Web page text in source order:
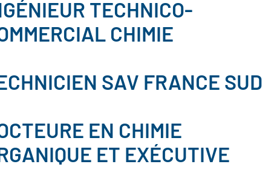
TECHNICO-
CHIMIE
SAV FRANCE SUD
EN CHIMIE
ET EXÉCUTIVE